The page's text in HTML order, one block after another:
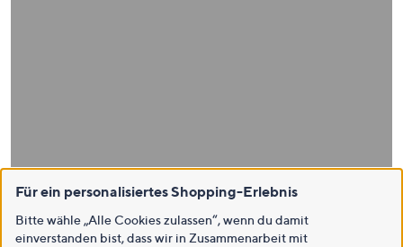
Für ein personalisiertes Shopping-Erlebnis
Bitte wähle „Alle Cookies zulassen“, wenn du damit
einverstanden bist, dass wir in Zusammenarbeit mit